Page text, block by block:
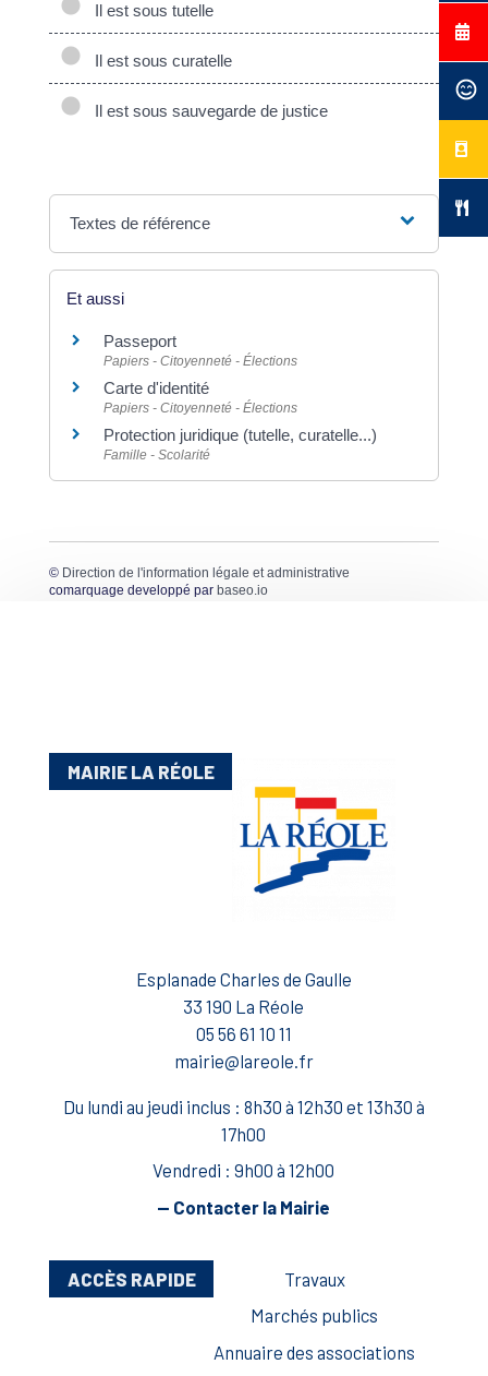
Il est sous tutelle
Il est sous curatelle
Il est sous sauvegarde de justice
Textes de référence
Et aussi
Passeport
Papiers - Citoyenneté - Élections
Carte d'identité
Papiers - Citoyenneté - Élections
Protection juridique (tutelle, curatelle...)
Famille - Scolarité
© Direction de l'information légale et administrative
comarquage developpé par baseo.io
MAIRIE LA RÉOLE
Esplanade Charles de Gaulle
33 190 La Réole
05 56 61 10 11
mairie@lareole.fr
Du lundi au jeudi inclus : 8h30 à 12h30 et 13h30 à
17h00
Vendredi : 9h00 à 12h00
— Contacter la Mairie
ACCÈS RAPIDE
Travaux
Marchés publics
Annuaire des associations